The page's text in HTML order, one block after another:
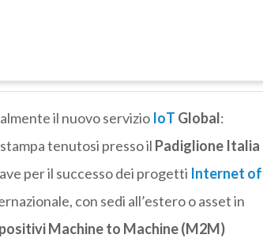
il nuovo servizio IoT Global:
tenutosi presso il Padiglione Italia
per il successo dei progetti Internet of
con sedi all’estero o asset in
Machine to Machine (M2M)